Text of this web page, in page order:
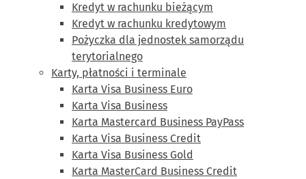
Kredyt w rachunku bieżącym
Kredyt w rachunku kredytowym
Pożyczka dla jednostek samorządu
terytorialnego
Karty, płatności i terminale
Karta Visa Business Euro
Karta Visa Business
Karta Mastercard Business PayPass
Karta Visa Business Credit
Karta Visa Business Gold
Karta MasterCard Business Credit